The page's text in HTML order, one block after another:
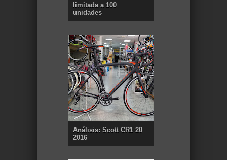
limitada a 100
unidades
Análisis: Scott CR1 20
2016